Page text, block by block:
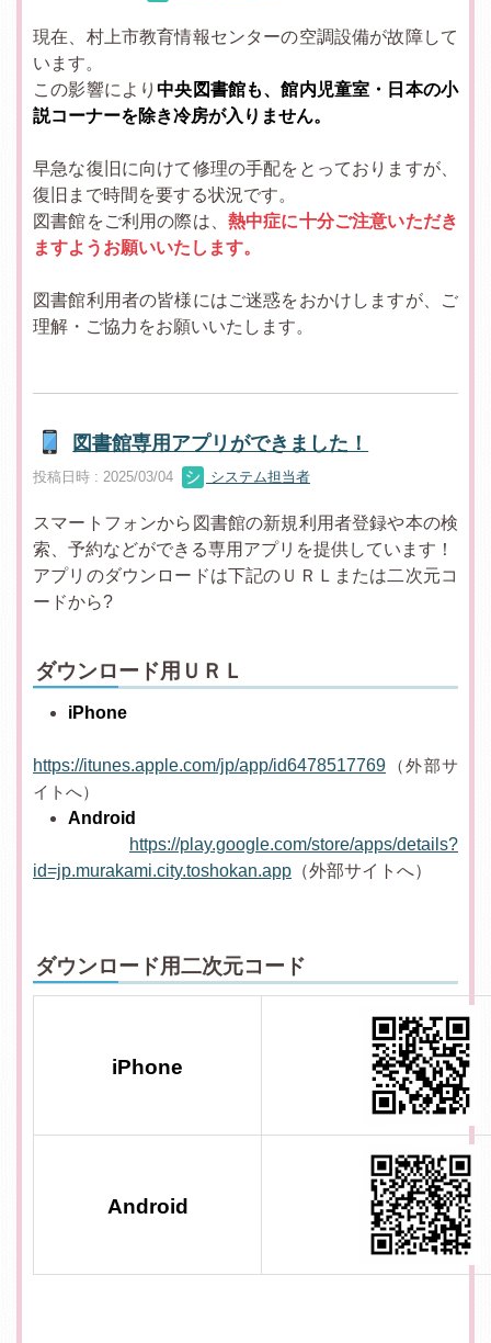
現在、村上市教育情報センターの空調設備が故障して
います。
この影響により中央図書館も、館内児童室・日本の小
説コーナーを除き冷房が入りません。
早急な復旧に向けて修理の手配をとっておりますが、
復旧まで時間を要する状況です。
図書館をご利用の際は、 熱中症に十分ご注意いただき
ますようお願いいたします。
図書館利用者の皆様にはご迷惑をおかけしますが、ご
理解・ご協力をお願いいたします。
図書館専用アプリができました！
投稿日時 : 2025/03/04 システム担当者
スマートフォンから図書館の新規利用者登録や本の検
索、予約などができる専用アプリを提供しています！
アプリのダウンロードは下記のＵＲＬまたは二次元コ
ードから?
ダウンロード用ＵＲＬ
iPhone
https://itunes.apple.com/jp/app/id6478517769 （外部サ
イトへ）
Android
https://play.google.com/store/apps/details?
id=jp.murakami.city.toshokan.app （外部サイトへ）
ダウンロード用二次元コード
iPhone
Android